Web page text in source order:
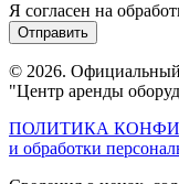
Я согласен на
© 2026.
"Центр аренды
ПОЛИТИКА
и обработки